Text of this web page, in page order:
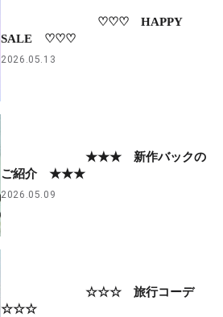
♡♡♡ HAPPY
SALE ♡♡♡
2026.05.13
★★★ 新作バックの
ご紹介 ★★★
2026.05.09
☆☆☆ 旅行コーデ
☆☆☆